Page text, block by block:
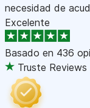
necesidad de
Excelente
Basado en 436
Truste Reviews